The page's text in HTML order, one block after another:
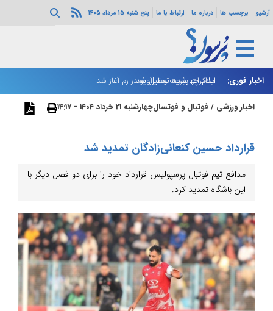
آرشیو برچسب ها درباره ما ارتباط با ما پنج شنبه 15 مرداد 1405
اخبار فوری: مذاکرات بیروت و تل‌آویو در رم آغاز شد
ایلام چهارشنبه تعطیل شد
اخبار ورزشی / فوتبال و فوتسالچهارشنبه 21 خرداد 1404 - 14:17
قرارداد حسین کنعانی‌زادگان تمدید شد
مدافع تیم فوتبال پرسپولیس قرارداد خود را برای دو فصل دیگر با
این باشگاه تمدید کرد.